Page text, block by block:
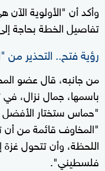
وأكد أن "الأولوية الآن
تفاصيل الخطة بحاجة
رؤية فتح.. التحذير من
من جانبه، قال عضو
باسمها، جمال نزال،
"حماس ستختار الأفضل
"المخاوف قائمة من
اللحظة، وأن تتحول
فلسطيني".